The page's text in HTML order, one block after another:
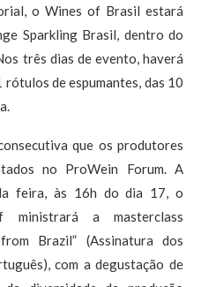
o Wines of Brasil estará
Sparkling Brasil, dentro do
três dias de evento, haverá
de espumantes, das 10
que os produtores
no ProWein Forum. A
feira, às 16h do dia 17, o
ministrará a masterclass
Brazil” (Assinatura dos
com a degustação de